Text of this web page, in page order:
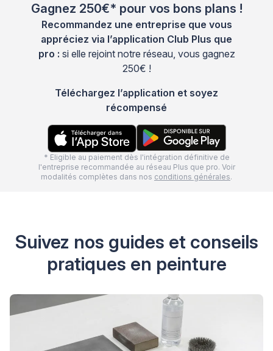
Gagnez 250€* pour vos bons plans !
Recommandez une entreprise que vous
appréciez via l’application Club Plus que
pro : si elle rejoint notre réseau, vous gagnez
250€ !
Téléchargez l’application et soyez
récompensé
* Eligible au paiement dès l'intégration définitive de
l'entreprise recommandée au réseau Plus que pro. Voir
modalités complètes dans nos conditions générales.
Suivez nos guides et conseils
pratiques en peinture